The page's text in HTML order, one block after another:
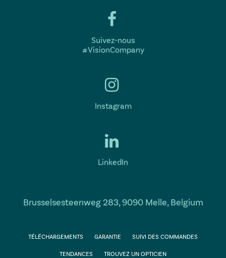
Suivez-nous
#VisionCompany
Instagram
LinkedIn
Brusselsesteenweg 283, 9090 Melle, Belgium
TÉLÉCHARGEMENTS GARANTIE SUIVI DES COMMANDES
TENDANCES TROUVEZ UN OPTICIEN